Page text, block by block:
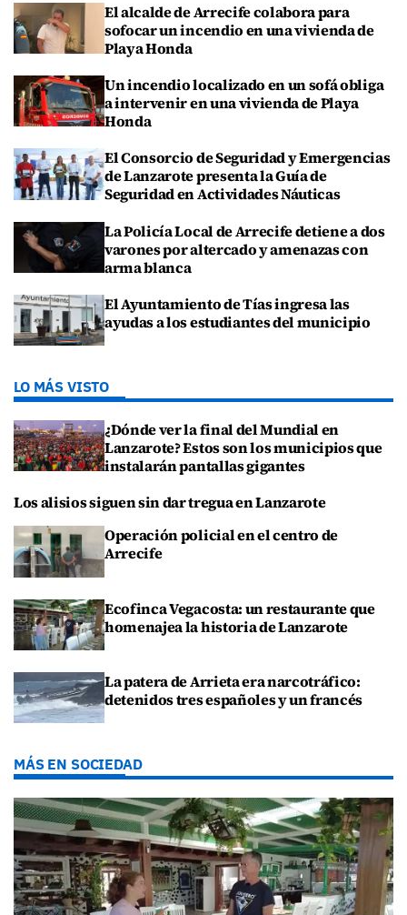
El alcalde de Arrecife colabora para
sofocar un incendio en una vivienda de
Playa Honda
Un incendio localizado en un sofá obliga
a intervenir en una vivienda de Playa
Honda
El Consorcio de Seguridad y Emergencias
de Lanzarote presenta la Guía de
Seguridad en Actividades Náuticas
La Policía Local de Arrecife detiene a dos
varones por altercado y amenazas con
arma blanca
El Ayuntamiento de Tías ingresa las
ayudas a los estudiantes del municipio
LO MÁS VISTO
¿Dónde ver la final del Mundial en
Lanzarote? Estos son los municipios que
instalarán pantallas gigantes
Los alisios siguen sin dar tregua en Lanzarote
Operación policial en el centro de
Arrecife
Ecofinca Vegacosta: un restaurante que
homenajea la historia de Lanzarote
La patera de Arrieta era narcotráfico:
detenidos tres españoles y un francés
MÁS EN SOCIEDAD